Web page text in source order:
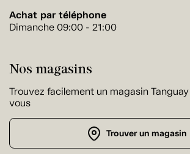
Achat par téléphone
Dimanche 09:00 - 21:00
Nos magasins
Trouvez facilement un magasin
vous
Trouver un magasin